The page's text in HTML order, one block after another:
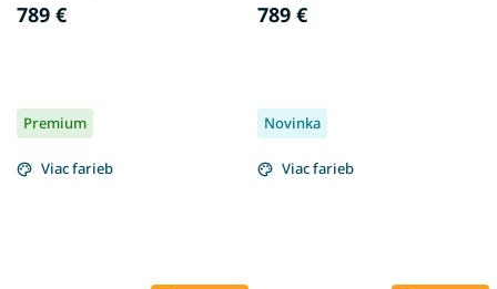
789 € 789 €
Premium
Viac farieb
Novinka
Viac farieb